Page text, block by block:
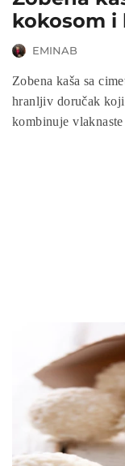
kokosom i
EMINAB
Zobena kaša sa
hranljiv doručak koji
kombinuje